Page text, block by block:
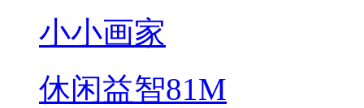
小小画家
休闲益智81M